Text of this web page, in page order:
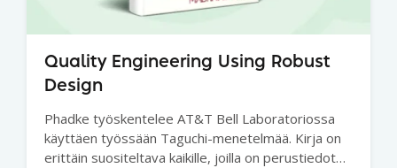
Quality Engineering Using Robust
Design
Phadke työskentelee AT&T Bell Laboratoriossa
käyttäen työssään Taguchi-menetelmää. Kirja on
erittäin suositeltava kaikille, joilla on perustiedot